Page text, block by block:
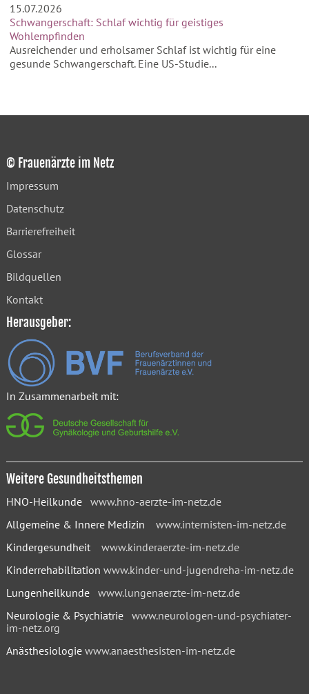
15.07.2026
Schwangerschaft: Schlaf wichtig für geistiges
Wohlempfinden
Ausreichender und erholsamer Schlaf ist wichtig für eine
gesunde Schwangerschaft. Eine US-Studie...
© Frauenärzte im Netz
Impressum
Datenschutz
Barrierefreiheit
Glossar
Bildquellen
Kontakt
Herausgeber:
In Zusammenarbeit mit:
Weitere Gesundheitsthemen
HNO-Heilkunde www.hno-aerzte-im-netz.de
Allgemeine & Innere Medizin www.internisten-im-netz.de
Kindergesundheit www.kinderaerzte-im-netz.de
Kinderrehabilitation www.kinder-und-jugendreha-im-netz.de
Lungenheilkunde www.lungenaerzte-im-netz.de
Neurologie & Psychiatrie www.neurologen-und-psychiater-
im-netz.org
Anästhesiologie www.anaesthesisten-im-netz.de